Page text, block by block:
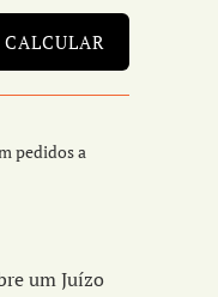
CALCULAR
pedidos a
um Juízo